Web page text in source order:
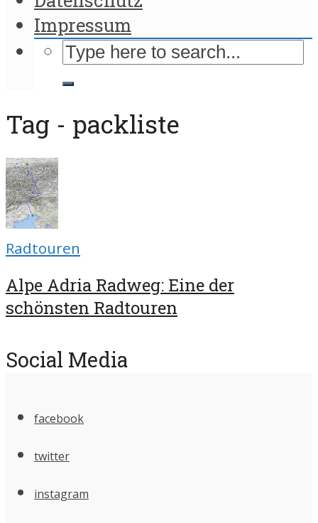
Impressum
Tag - packliste
Radtouren
Alpe Adria Radweg: Eine der
schönsten Radtouren
Social Media
facebook
twitter
instagram